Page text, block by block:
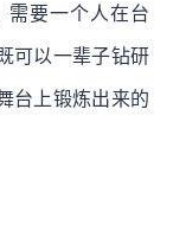
需要一个人在台
可以一辈子钻研
台上锻炼出来的